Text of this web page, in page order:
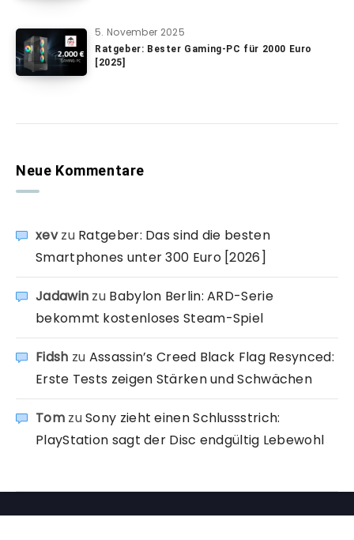
5. November 2025
Ratgeber: Bester Gaming-PC für 2000 Euro
[2025]
Neue Kommentare
xevzu Ratgeber: Das sind die besten
Smartphones unter 300 Euro [2026]
Jadawin zu Babylon Berlin: ARD-Serie
bekommt kostenloses Steam-Spiel
Fidsh zu Assassin’s Creed Black Flag Resynced:
Erste Tests zeigen Stärken und Schwächen
TomzuSony zieht einen Schlussstrich:
PlayStation sagt der Disc endgültig Lebewohl